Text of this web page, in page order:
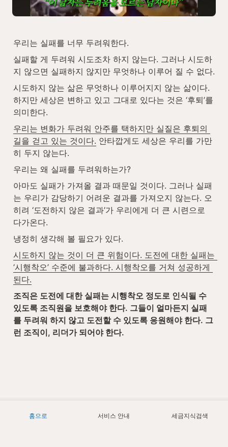
우리는 실패를 너무 두려워한다.
실패할 게 두려워 시도조차 하지 않는다. 그러나 시도하
지 않으면 실패하지 않지만 무엇하나 이루어 질 수 없다.
시도하지 않는 삶은 무엇하나 이루어지지 않는 삶이다.
하지만 세상은 변하고 있고 그대로 있다는 것은 ‘후퇴’를
의미한다.
우리는 변화가 두려워 안주를 택하지만 실질은 후퇴의
길을 걷고 있는 것이다. 안타깝게도 세상은 우리를 가만
히 두지 않는다.
우리는 왜 실패를 두려워하는가?
아마도 실패가 가져올 결과 때문일 것이다. 그러나 실패
는 우리가 감당하기 어려운 결과를 가져오지 않는다. 오
히려 ‘도전하지 않은 결과’가 우리에게 더 큰 시련으로
다가온다.
냉정히 생각해 볼 필요가 있다.
시도하지 않는 것이 더 큰 위험이다. 도전에 대한 실패는
‘시행착오’ 수준에 불과하다. 시행착오를 거쳐 성공하게
된다.
조직은 도전에 대한 실패는 시행착오 정도로 인식될 수
있도록 조직원을 보호해야 한다. 그들이 얼마든지 실패
를 두려워 하지 않고 도전할 수 있도록 응원해야 한다. 그
런 조직이, 리더가 되어야 한다.
홈으로 서비스 안내 세금지식검색